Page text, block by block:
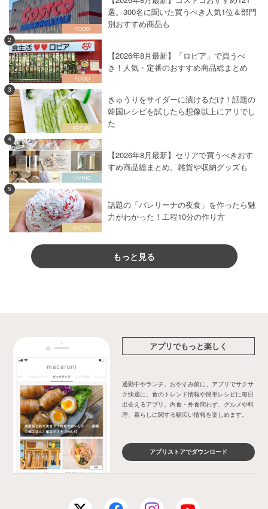
選。300名に聞いた買うべき人気1位＆部門
別おすすめ商品も
2
【2026年8月最新】「ロピア」で買うべ
き！人気・定番のおすすめ商品総まとめ
3
きゅうりをサイダーに漬けるだけ！話題の
韓国レシピを試したら想像以上にアリでし
た
4
【2026年8月最新】セリアで買うべきおす
すめ商品総まとめ。雑貨や収納グッズも
5
話題の「バレリーナの夜食」を作ったら魅
力がわかった！工程10分の作り方
もっと見る
アプリでもっと楽しく
通勤中やランチ、おやすみ前に、アプリでサクサ
ク快適に。食のトレンド情報や簡単レシピに毎日
出会えるアプリ。内食・外食問わず、グルメや料
理、暮らしに関する幅広い情報を楽しめます。
アプリストアでダウンロード